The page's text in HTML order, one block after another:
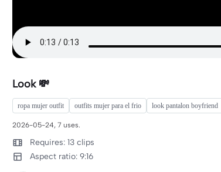
Look 💸
ropa mujer outfit outfits mujer para el frio look pantalon boyfriend
2026-05-24, 7 uses.
Requires: 13 clips
Aspect ratio: 9:16